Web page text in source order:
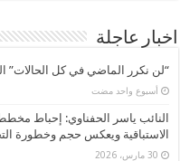
اخبار عاجلة
“لن نكرر الماضي في كل الحالات”
‏أسبوع واحد مضت
النائب ياسر الحفناوي: إحباط
الاستباقية ويعكس حجم وخطورة
30 مارس، 2026